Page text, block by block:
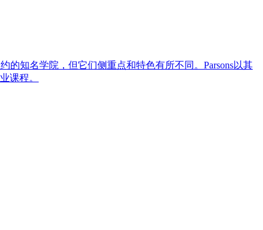
的知名学院，但它们侧重点和特色有所不同。Parsons以其
课程。